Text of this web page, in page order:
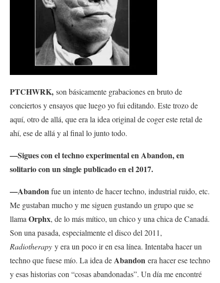
PTCHWRK, son básicamente grabaciones en bruto de
conciertos y ensayos que luego yo fui editando. Este trozo de
aquí, otro de allá, que era la idea original de coger este retal de
ahí, ese de allá y al final lo junto todo.
—Sigues con el techno experimental en Abandon, en
solitario con un single publicado en el 2017.
—Abandonfue un intento de hacer techno, industrial ruido, etc.
Me gustaban mucho y me siguen gustando un grupo que se
llamaOrphx, de lo más mítico, un chico y una chica de Canadá.
Son una pasada, especialmente el disco del 2011,
Radiotherapy y era un poco ir en esa línea. Intentaba hacer un
techno que fuese mío. La idea deAbandon era hacer ese techno
y esas historias con “cosas abandonadas”. Un día me encontré